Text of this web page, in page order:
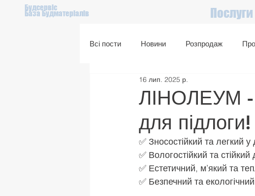
Будсервіс
База Будматеріалів Послуги
Всі пости Новини Розпродаж
Подарунковий сертифікат
ЛІНОЛЕУМ -
для підлоги!
16 лип. 2025 р.
✅ Зносостійкий та легкий у
✅ Вологостійкий та
✅ Естетичний, м’який та
✅ Безпечний та екологічний